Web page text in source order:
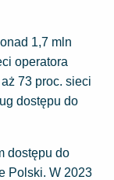
1,7 mln
operatora
73 proc. sieci
dostępu do
dostępu do
Polski. W 2023